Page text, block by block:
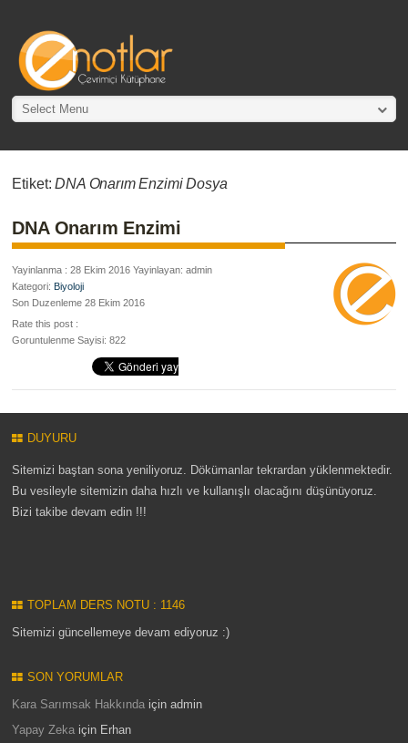
Select Menu
Etiket:DNA Onarım Enzimi Dosya
DNA Onarım Enzimi
Yayinlanma : 28 Ekim 2016 Yayinlayan: admin
Kategori: Biyoloji
Son Duzenleme 28 Ekim 2016
Rate this post :
Goruntulenme Sayisi: 822
DUYURU
Sitemizi baştan sona yeniliyoruz. Dökümanlar tekrardan yüklenmektedir.
Bu vesileyle sitemizin daha hızlı ve kullanışlı olacağını düşünüyoruz.
Bizi takibe devam edin !!!
TOPLAM DERS NOTU : 1146
Sitemizi güncellemeye devam ediyoruz :)
SON YORUMLAR
Kara Sarımsak Hakkında içinadmin
Yapay Zeka için Erhan